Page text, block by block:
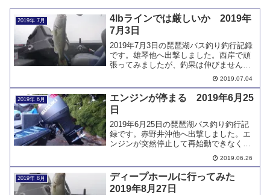
2019年 7月
4lbラインでは厳しいか 2019年
7月3日
2019年7月3日の琵琶湖バス釣り釣行記録
です。雄琴他へ出撃しました。西岸で頑
張ってみましたが、釣果は伸びませんで
した。4lbラインで掛けた小バスにウィー
ドへ潜られて、ヒーヒー言ってしまいま
した。
2019.07.04
2019年 6月
エンジンが停まる 2019年6月25
日
2019年6月25日の琵琶湖バス釣り釣行記
録です。赤野井沖他へ出撃しました。エ
ンジンが突然停止して再始動できなくな
りました。マリーナから近い位置だった
ので、エレキでマリーナまで戻ることが
できました。ディーラーに点検してもら
います。
2019.06.26
2019年 8月
ディープホールに行ってみた
2019年8月27日